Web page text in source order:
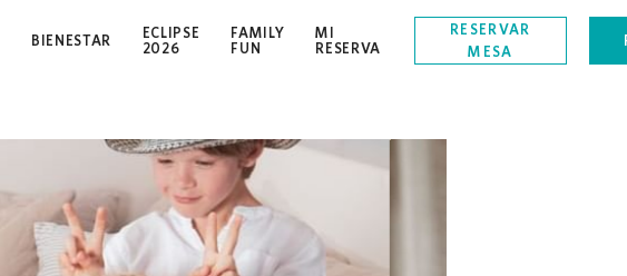
BIENESTAR
ECLIPSE
2026
FAMILY
FUN
MI
RESERVAOPENS IN A NEW TAB.
RESERVAR
MESA